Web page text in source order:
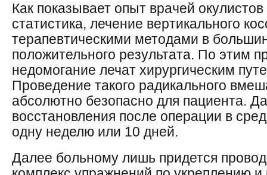
Как показывает опыт врачей
статистика, лечение вертикального
терапевтическими методами в
положительного результата. По этим
недомогание лечат хирургическим
Проведение такого радикального
абсолютно безопасно для пациента.
восстановления после операции в
одну неделю или 10 дней.
Далее больному лишь придется